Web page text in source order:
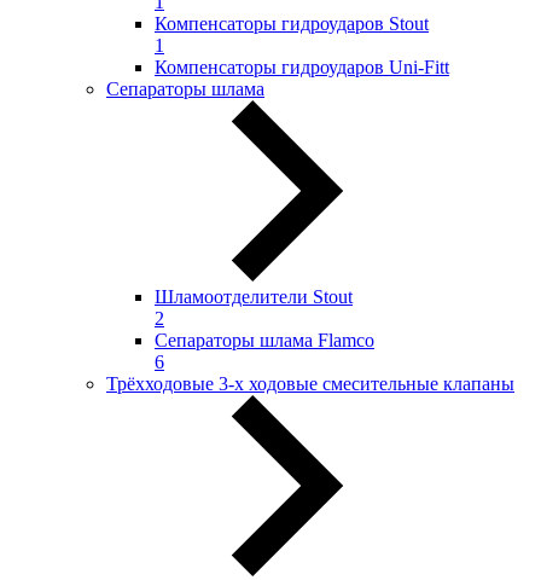
Компенсаторы гидроударов Stout
1
Компенсаторы гидроударов Uni-Fitt
Сепараторы шлама
Шламоотделители Stout
2
Сепараторы шлама Flamco
6
Трёхходовые 3-х ходовые смесительные клапаны